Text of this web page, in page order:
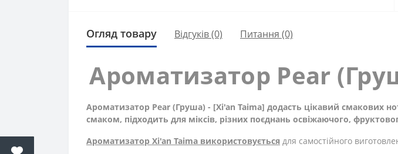
Огляд товару Відгуків (0) Питання (0)
Ароматизатор Pear
Ароматизатор Pear (Груша) - [Xi'an Taima] додасть цікавий смакових
смаком, підходить для міксів, різних поєднань освіжаючого,
Ароматизатор Xi'an Taima використовується для самостійного